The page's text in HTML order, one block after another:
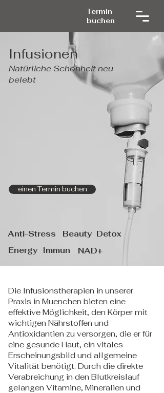
Termin
buchen
Infusionen
Natürliche Schönheit neu
belebt
einen Termin buchen
Anti-Stress Beauty Detox
Energy
Immun NAD+
Die Infusionstherapien in unserer
Praxis in Muenchen bieten eine
effektive Möglichkeit, den Körper mit
wichtigen Nährstoffen und
Antioxidantien zu versorgen, die er für
eine gesunde Haut, ein vitales
Erscheinungsbild und allgemeine
Vitalität benötigt. Durch die direkte
Verabreichung in den Blutkreislauf
gelangen Vitamine, Mineralien und